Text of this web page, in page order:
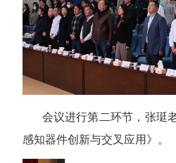
会议进行第二环节，张珽
感知器件创新与交叉应用》。